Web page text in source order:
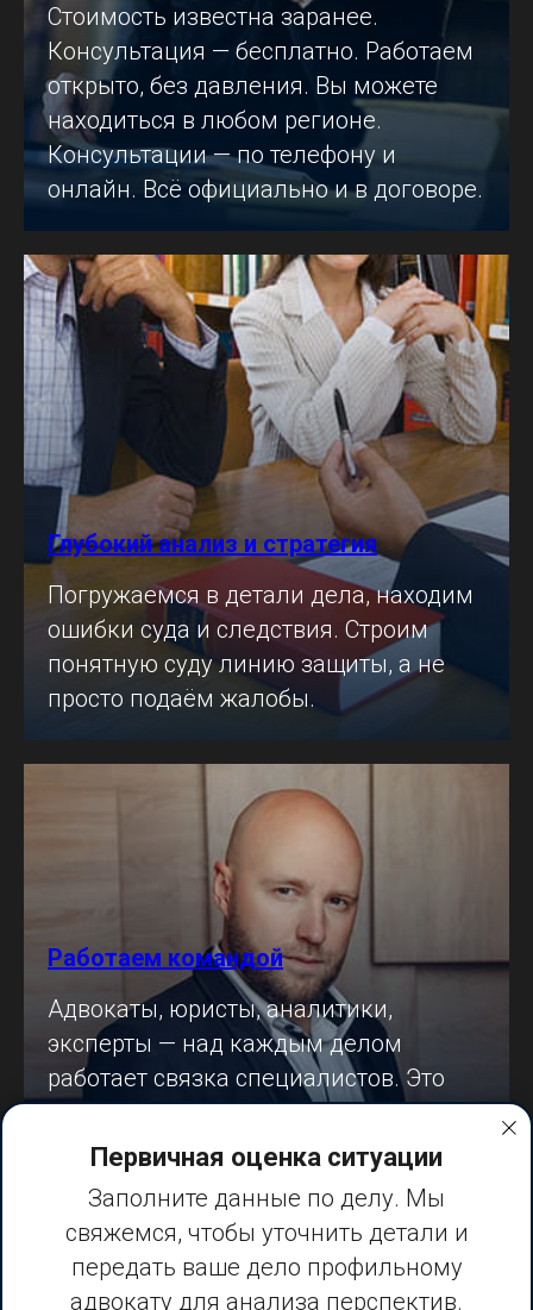
Стоимость известна заранее.
Консультация — бесплатно. Работаем
открыто, без давления. Вы можете
находиться в любом регионе.
Консультации — по телефону и
онлайн. Всё официально и в договоре.
Глубокий анализ и стратегия
Погружаемся в детали дела, находим
ошибки суда и следствия. Строим
понятную суду линию защиты, а не
просто подаём жалобы.
Работаем командой
Адвокаты, юристы, аналитики,
эксперты — над каждым делом
работает связка специалистов. Это
надёжнее, чем один человек.
Первичная оценка ситуации
Заполните данные по делу. Мы
свяжемся, чтобы уточнить детали и
передать ваше дело профильному
адвокату для анализа перспектив.